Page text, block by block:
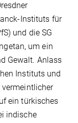
Instituts für
und die SG
um ein
Gewalt. Anlass
Instituts und
vermeintlicher
ein türkisches
indische